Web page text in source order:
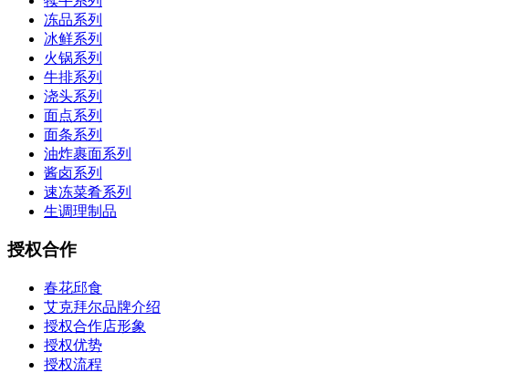
冻品系列
冰鲜系列
火锅系列
牛排系列
浇头系列
面点系列
面条系列
油炸裹面系列
酱卤系列
速冻菜肴系列
生调理制品
授权合作
春花邱食
艾克拜尔品牌介绍
授权合作店形象
授权优势
授权流程